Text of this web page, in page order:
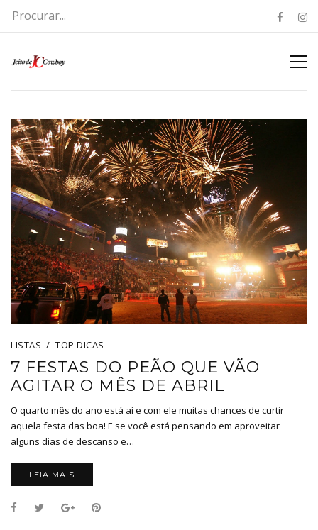
LISTAS TOP DICAS
7 FESTAS DO PEÃO QUE VÃO
AGITAR O MÊS DE ABRIL
O quarto mês do ano está aí e com ele muitas chances de curtir
aquela festa das boa! E se você está pensando em aproveitar
alguns dias de descanso e…
LEIA MAIS